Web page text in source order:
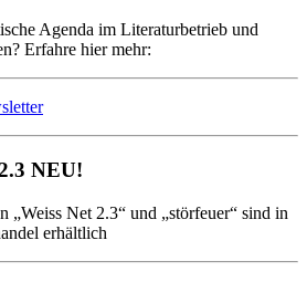
Agenda im Literaturbetrieb und
Erfahre hier mehr:
NEU!
„Weiss Net 2.3“ und „störfeuer“ sind in
erhältlich